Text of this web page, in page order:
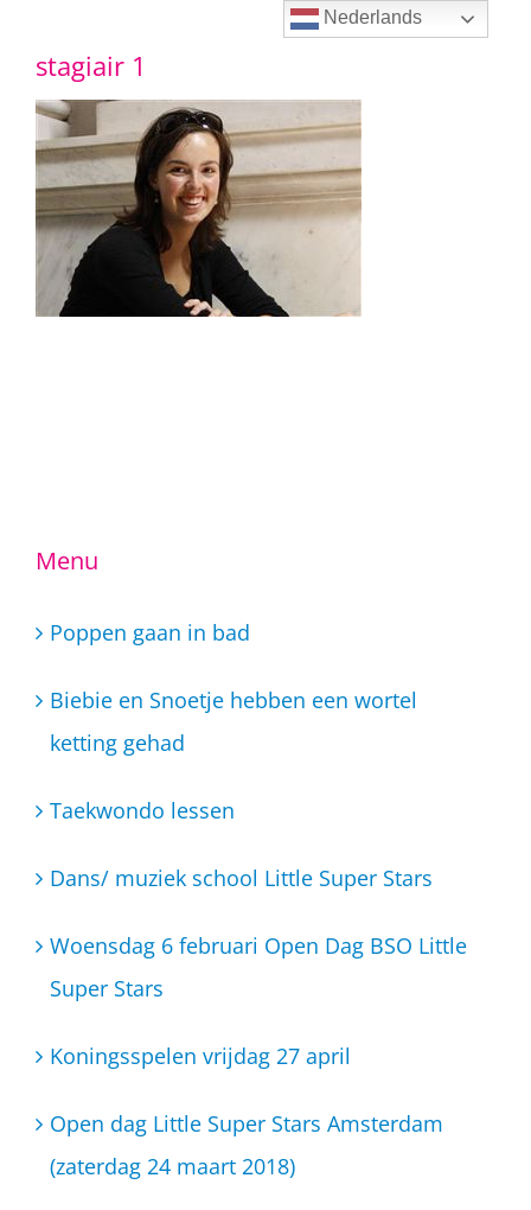
naar
inhoud
stagiair 1
Menu
Poppen gaan in bad
Biebie en Snoetje hebben een wortel
ketting gehad
Taekwondo lessen
Dans/ muziek school Little Super Stars
Woensdag 6 februari Open Dag BSO Little
Super Stars
Koningsspelen vrijdag 27 april
Open dag Little Super Stars Amsterdam
(zaterdag 24 maart 2018)
Nederlands